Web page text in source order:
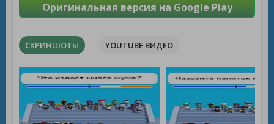
Оригинальная версия на Google Play
СКРИНШОТЫ YOUTUBE ВИДЕО